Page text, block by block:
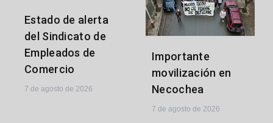
Estado de alerta
del Sindicato de
Empleados de
Comercio
7 de agosto de 2026
Importante
movilización en
Necochea
7 de agosto de 2026